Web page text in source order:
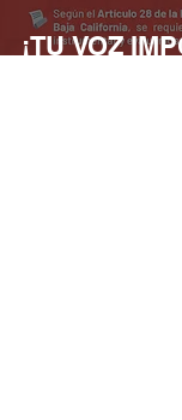
¡TU VOZ